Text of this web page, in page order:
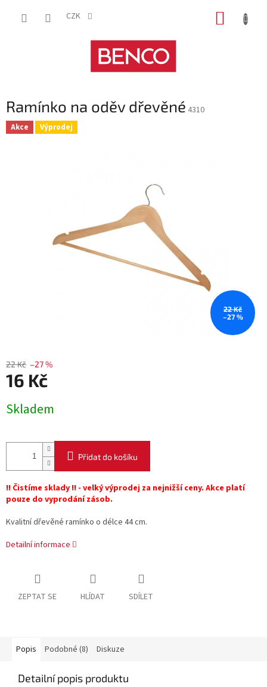
CZK
Ramínko na oděv dřevěné 4310
Akce Výprodej
22 Kč
–27 %
22 Kč –27 %
16 Kč
cena:
Skladem
Přidat do košíku
!! Čistíme sklady !! - velký výprodej za nejnižší ceny. Akce platí
pouze do vyprodání zásob.
Kvalitní dřevěné ramínko o délce 44 cm.
Detailní informace
ZEPTAT SE HLÍDAT SDÍLET
Popis Podobné (8) Diskuze
Detailní popis produktu